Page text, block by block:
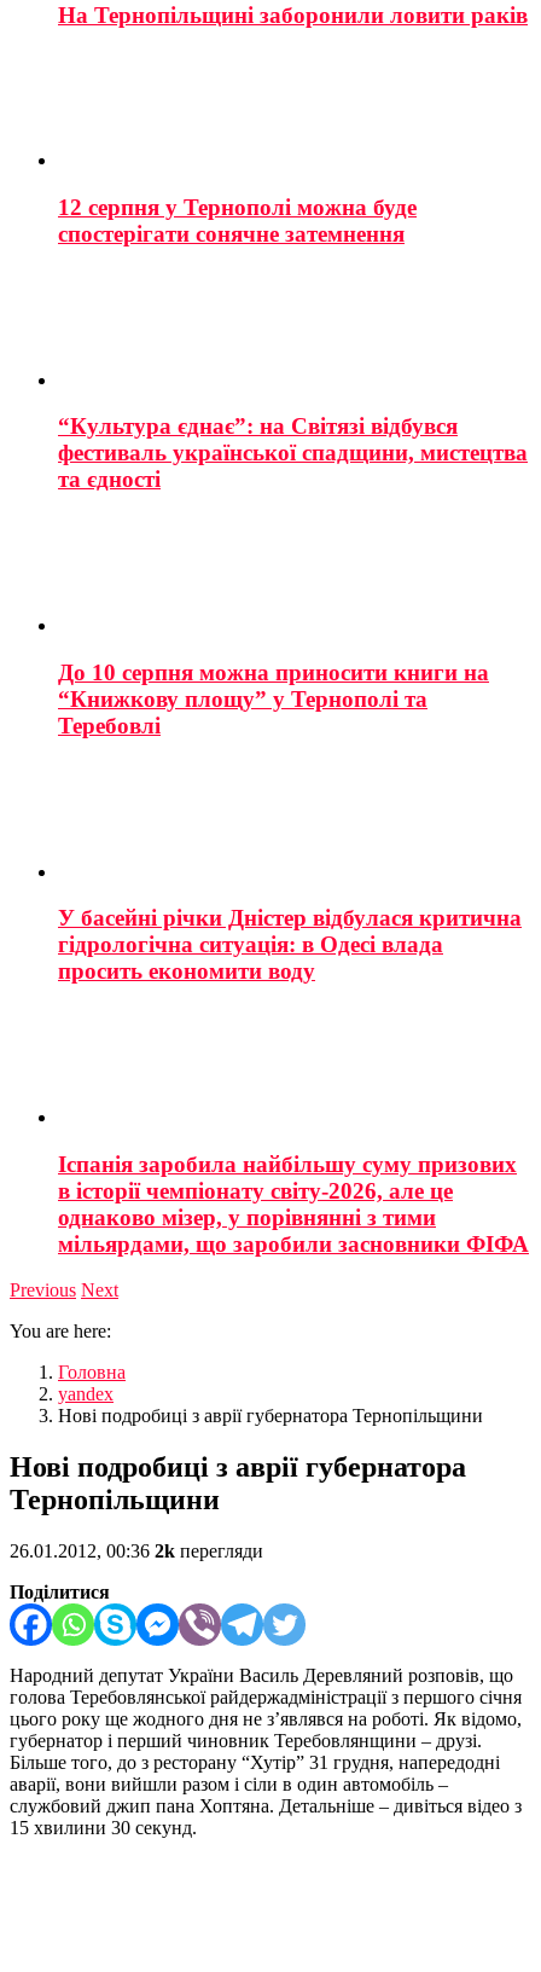
На Тернопільщині заборонили ловити раків
12 серпня у Тернополі можна буде
спостерігати сонячне затемнення
“Культура єднає”: на Світязі відбувся
фестиваль української спадщини, мистецтва
та єдності
До 10 серпня можна приносити книги на
“Книжкову площу” у Тернополі та
Теребовлі
У басейні річки Дністер відбулася критична
гідрологічна ситуація: в Одесі влада
просить економити воду
Іспанія заробила найбільшу суму призових
в історії чемпіонату світу-2026, але це
однаково мізер, у порівнянні з тими
мільярдами, що заробили засновники ФІФА
Previous Next
You are here:
Головна
yandex
Нові подробиці з аврії губернатора Тернопільщини
Нові подробиці з аврії губернатора
Тернопільщини
26.01.2012, 00:36 2k перегляди
Поділитися
Народний депутат України Василь Деревляний розповів, що
голова Теребовлянської райдержадміністрації з першого січня
цього року ще жодного дня не з’являвся на роботі. Як відомо,
губернатор і перший чиновник Теребовлянщини – друзі.
Більше того, до з ресторану “Хутір” 31 грудня, напередодні
аварії, вони вийшли разом і сіли в один автомобіль –
службовий джип пана Хоптяна. Детальніше – дивіться відео з
15 хвилини 30 секунд.